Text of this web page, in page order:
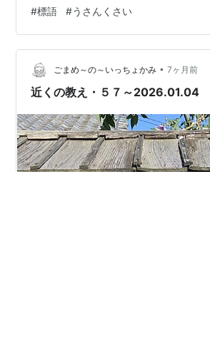
頃にこれ見た時に面白いと思ったと同
も感じました。この会社も当てになら
ようなもんですからね。 なんでこんな
かというと、今朝の食事の後におやつ
袋に手を突っ込んだら、あると思って
#標語 #うさんくさい
ごまめ～の～いっちょかみ • 7ヶ月前
近くの教え・５７～2026.01.04